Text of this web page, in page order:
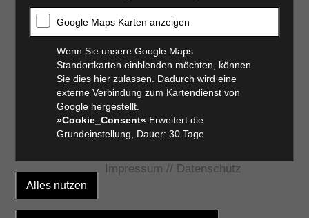
Google Maps Karten anzeigen
Wenn Sie unsere Google Maps
Standortkarten einblenden möchten, können
Sie dies hier zulassen. Dadurch wird eine
externe Verbindung zum Kartendienst von
Google hergestellt.
»Cookie_Consent« Erweitert die
Grundeinstellung, Dauer: 30 Tage
Impressum // Datenschutz